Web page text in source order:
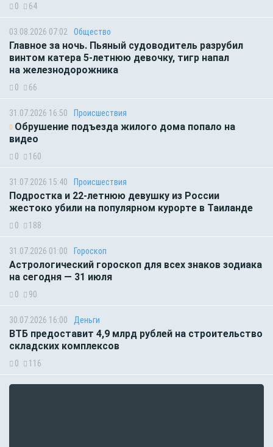
0 64
03.08.2026 07:02 Общество
Главное за ночь. Пьяный судоводитель разрубил
винтом катера 5-летнюю девочку, тигр напал
на железнодорожника
0 66
31.07.2026 16:50 Происшествия
Обрушение подъезда жилого дома попало на
видео
0 160
31.07.2026 15:40 Происшествия
Подростка и 22-летнюю девушку из России
жестоко убили на популярном курорте в Таиланде
0 188
31.07.2026 01:00 Гороскоп
Астрологический гороскоп для всех знаков зодиака
на сегодня — 31 июля
0 90
30.07.2026 16:00 Деньги
ВТБ предоставит 4,9 млрд рублей на строительство
складских комплексов
0 116